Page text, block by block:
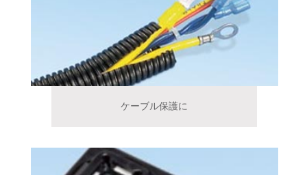
ケーブル保護に